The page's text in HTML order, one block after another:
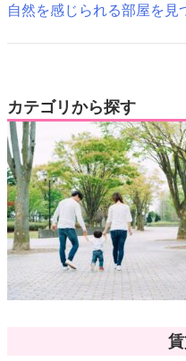
自然を感じられる部屋を見
カテゴリから探す